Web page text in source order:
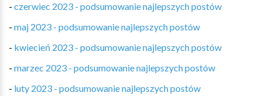
- czerwiec 2023 - podsumowanie najlepszych postów
- maj 2023 - podsumowanie najlepszych postów
- kwiecień 2023 - podsumowanie najlepszych postów
- marzec 2023 - podsumowanie najlepszych postów
- luty 2023 - podsumowanie najlepszych postów